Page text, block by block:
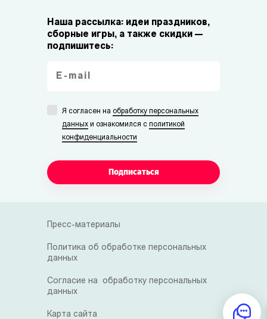
Наша рассылка: идеи праздников,
сборные игры, а также скидки —
подпишитесь:
Я согласен на обработку персональных
данных и ознакомился с политикой
конфиденциальности
Подписаться
Пресс-материалы
Политика об обработке персональных
данных
Согласие на обработку персональных
данных
Карта сайта